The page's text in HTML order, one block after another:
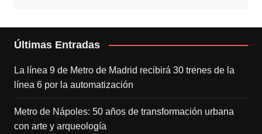
Últimas Entradas
La línea 9 de Metro de Madrid recibirá 30 trenes de la
línea 6 por la automatización
Metro de Nápoles: 50 años de transformación urbana
con arte y arqueología